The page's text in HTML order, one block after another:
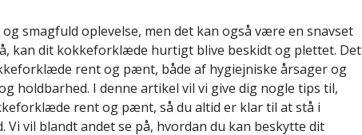
smagfuld oplevelse, men det kan også være en snavset
kan dit kokkeforklæde hurtigt blive beskidt og plettet. Det
rent og pænt, både af hygiejniske årsager og
holdbarhed. I denne artikel vil vi give dig nogle tips til,
rent og pænt, så du altid er klar til at stå i
vil blandt andet se på, hvordan du kan beskytte dit